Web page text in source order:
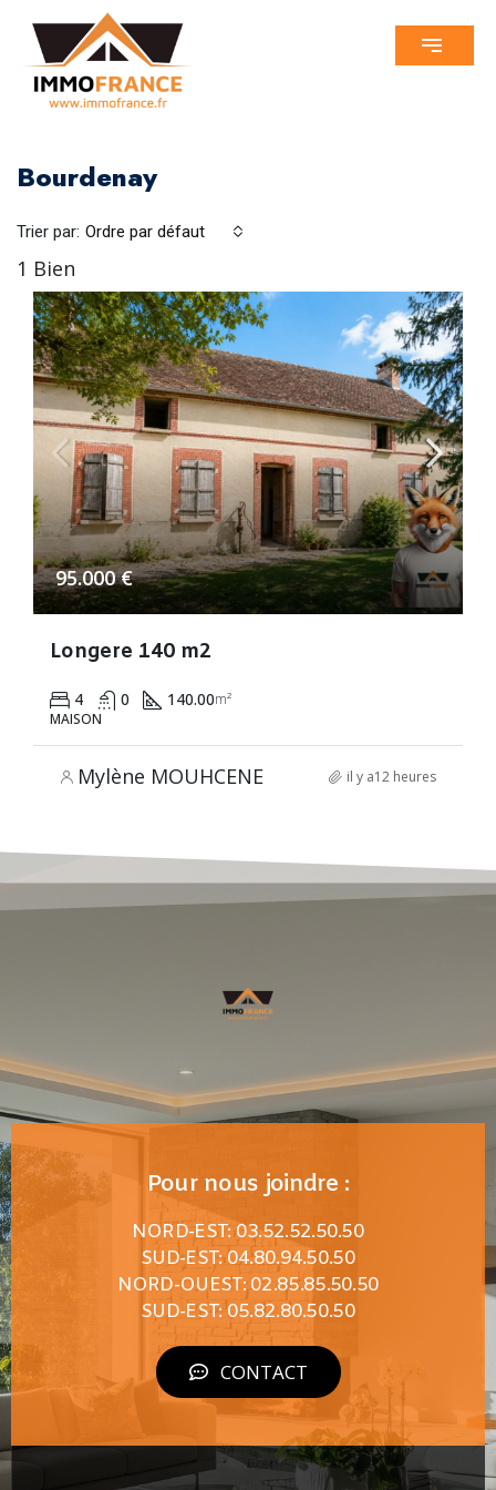
Bourdenay
1 Bien
Trier par: Ordre par défaut
95.000 €
Longere 140 m2
4 0 140.00m²
MAISON
Mylène MOUHCENE il y a12 heures
Pour nous joindre :
NORD-EST: 03.52.52.50.50
SUD-EST: 04.80.94.50.50
NORD-OUEST: 02.85.85.50.50
SUD-EST: 05.82.80.50.50
CONTACT